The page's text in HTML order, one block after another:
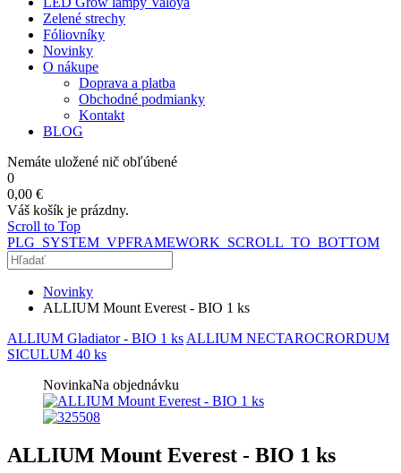
Zelené strechy
Fóliovníky
Novinky
O nákupe
Doprava a platba
Obchodné podmianky
Kontakt
BLOG
Nemáte uložené nič obľúbené
0
0,00 €
Váš košík je prázdny.
Scroll to Top
PLG_SYSTEM_VPFRAMEWORK_SCROLL_TO_BOTTOM
Novinky
ALLIUM Mount Everest - BIO 1 ks
ALLIUM Gladiator - BIO 1 ks ALLIUM NECTAROCRORDUM
SICULUM 40 ks
NovinkaNa objednávku
ALLIUM Mount Everest - BIO 1 ks